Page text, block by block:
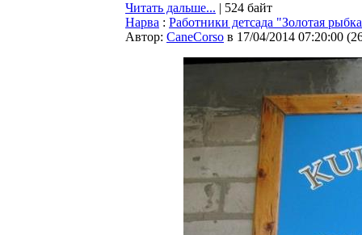
Читать дальше... | 524 байт
Нарва : Работники детсада "Золотая
Автор: CaneCorso в 17/04/2014 07:20:00 (